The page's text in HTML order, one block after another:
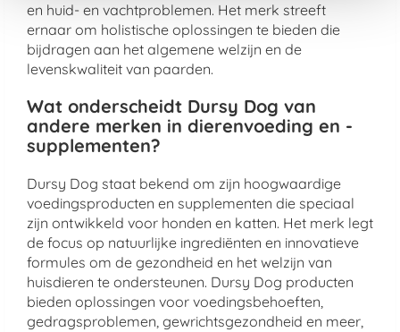
en huid- en vachtproblemen. Het merk streeft
ernaar om holistische oplossingen te bieden die
bijdragen aan het algemene welzijn en de
levenskwaliteit van paarden.
Wat onderscheidt Dursy Dog van
andere merken in dierenvoeding en -
supplementen?
Dursy Dog staat bekend om zijn hoogwaardige
voedingsproducten en supplementen die speciaal
zijn ontwikkeld voor honden en katten. Het merk legt
de focus op natuurlijke ingrediënten en innovatieve
formules om de gezondheid en het welzijn van
huisdieren te ondersteunen. Dursy Dog producten
bieden oplossingen voor voedingsbehoeften,
gedragsproblemen, gewrichtsgezondheid en meer,